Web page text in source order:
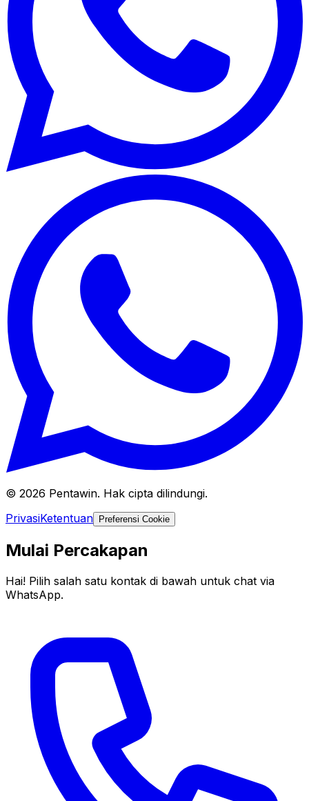
© 2026 Pentawin. Hak cipta dilindungi.
PrivasiKetentuan Preferensi Cookie
Mulai Percakapan
Hai! Pilih salah satu kontak di bawah untuk chat via
WhatsApp.